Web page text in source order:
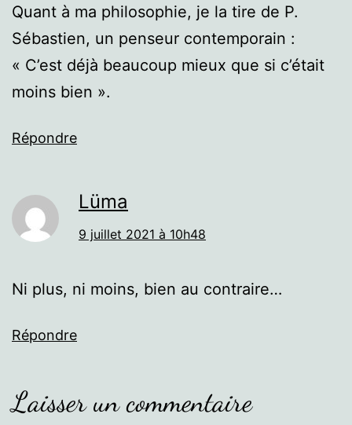
Quant à ma philosophie, je la tire de P.
Sébastien, un penseur contemporain :
« C’est déjà beaucoup mieux que si c’était
moins bien ».
Répondre
Lüma
9 juillet 2021 à 10h48
Ni plus, ni moins, bien au contraire…
Répondre
Laisser un commentaire